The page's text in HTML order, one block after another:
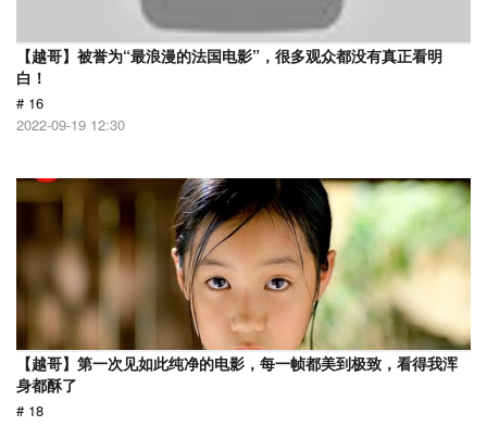
【越哥】被誉为“最浪漫的法国电影”，很多观众都没有真正看明
白！
# 16
2022-09-19 12:30
【越哥】第一次见如此纯净的电影，每一帧都美到极致，看得我浑
身都酥了
# 18